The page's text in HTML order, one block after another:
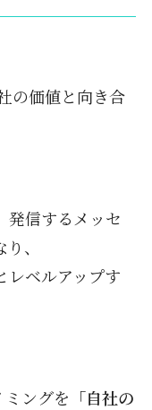
の価値と向き合
発信するメッセ
、
レベルアップす
ングを 「自社の